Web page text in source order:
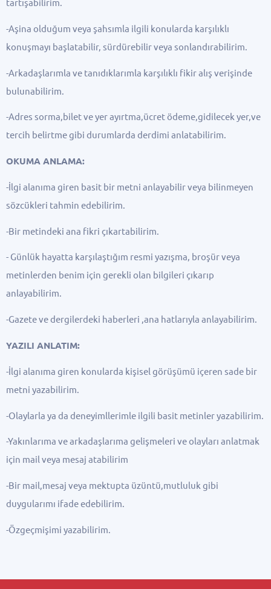
tartışabilirim.
-Aşina olduğum veya şahsımla ilgili konularda karşılıklı
konuşmayı başlatabilir, sürdürebilir veya sonlandırabilirim.
-Arkadaşlarımla ve tanıdıklarımla karşılıklı fikir alış verişinde
bulunabilirim.
-Adres sorma,bilet ve yer ayırtma,ücret ödeme,gidilecek yer,ve
tercih belirtme gibi durumlarda derdimi anlatabilirim.
OKUMA ANLAMA:
-İlgi alanıma giren basit bir metni anlayabilir veya bilinmeyen
sözcükleri tahmin edebilirim.
-Bir metindeki ana fikri çıkartabilirim.
- Günlük hayatta karşılaştığım resmi yazışma, broşür veya
metinlerden benim için gerekli olan bilgileri çıkarıp
anlayabilirim.
-Gazete ve dergilerdeki haberleri ,ana hatlarıyla anlayabilirim.
YAZILI ANLATIM:
-İlgi alanıma giren konularda kişisel görüşümü içeren sade bir
metni yazabilirim.
-Olaylarla ya da deneyimllerimle ilgili basit metinler yazabilirim.
-Yakınlarıma ve arkadaşlarıma gelişmeleri ve olayları anlatmak
için mail veya mesaj atabilirim
-Bir mail,mesaj veya mektupta üzüntü,mutluluk gibi
duygularımı ifade edebilirim.
-Özgeçmişimi yazabilirim.